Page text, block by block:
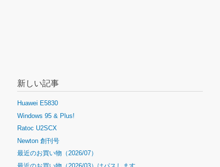
新しい記事
Huawei E5830
Windows 95 & Plus!
Ratoc U2SCX
Newton 創刊号
最近のお買い物（2026/07）